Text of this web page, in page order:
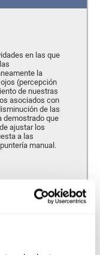
en las que
la
(percepción
de nuestras
asociados con
de las
demostrado que
ajustar los
a las
manual.
desde el
un estímulo